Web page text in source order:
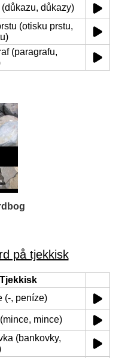
(důkazu, důkazy)
(otisku prstu,
(paragrafu,
på tjekkisk
Tjekkisk
(-, peníze)
mince)
(bankovky,